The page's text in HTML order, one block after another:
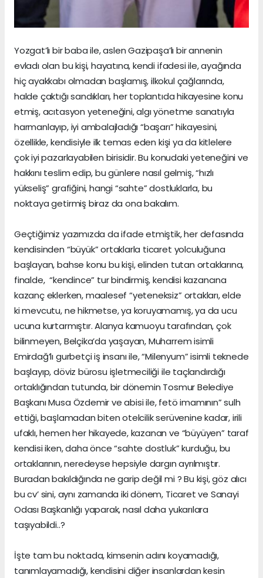
Yozgat’lı bir baba ile, aslen Gazipaşa’lı bir annenin
evladı olan bu kişi, hayatına, kendi ifadesi ile, ayağında
hiç ayakkabı olmadan başlamış, ilkokul çağlarında,
halde çaktığı sandıkları, her toplantıda hikayesine konu
etmiş, acıtasyon yeteneğini, algı yönetme sanatıyla
harmanlayıp, iyi ambalajladığı “başarı” hikayesini,
özellikle, kendisiyle ilk temas eden kişi ya da kitlelere
çok iyi pazarlayabilen birisidir. Bu konudaki yeteneğini ve
hakkını teslim edip, bu günlere nasıl gelmiş, “hızlı
yükseliş” grafiğini, hangi “sahte” dostluklarla, bu
noktaya getirmiş biraz da ona bakalım.
Geçtiğimiz yazımızda da ifade etmiştik, her defasında
kendisinden “büyük” ortaklarla ticaret yolculuğuna
başlayan, bahse konu bu kişi, elinden tutan ortaklarına,
finalde, “kendince” tur bindirmiş, kendisi kazancına
kazanç eklerken, maalesef “yeteneksiz” ortakları, elde
ki mevcutu, ne hikmetse, ya koruyamamış, ya da ucu
ucuna kurtarmıştır. Alanya kamuoyu tarafından, çok
bilinmeyen, Belçika’da yaşayan, Muharrem isimli
Emirdağ’lı gurbetçi iş insanı ile, “Milenyum” isimli teknede
başlayıp, döviz bürosu işletmeciliği ile taçlandırdığı
ortaklığından tutunda, bir dönemin Tosmur Belediye
Başkanı Musa Özdemir ve abisi ile, fetö imamının” sulh
ettiği, başlamadan biten otelcilik serüvenine kadar, irili
ufaklı, hemen her hikayede, kazanan ve “büyüyen” taraf
kendisi iken, daha önce “sahte dostluk” kurduğu, bu
ortaklarının, neredeyse hepsiyle dargın ayrılmıştır.
Buradan bakıldığında ne garip değil mi ? Bu kişi, göz alıcı
bu cv’ sini, aynı zamanda iki dönem, Ticaret ve Sanayi
Odası Başkanlığı yaparak, nasıl daha yukarılara
taşıyabildi..?
İşte tam bu noktada, kimsenin adını koyamadığı,
tanımlayamadığı, kendisini diğer insanlardan kesin